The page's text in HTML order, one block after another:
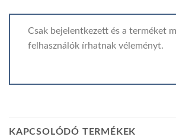
Csak bejelentkezett és a terméket
felhasználók írhatnak véleményt.
KAPCSOLÓDÓ TERMÉKEK